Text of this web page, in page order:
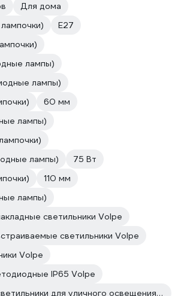
Для дома
E27
лампы)
лампы)
60 мм
лампы)
лампы)
75 Вт
110 мм
лампы)
светильники Volpe
светильники Volpe
Volpe
IP65 Volpe
Светодиодные светильники для уличного освещения Volpe